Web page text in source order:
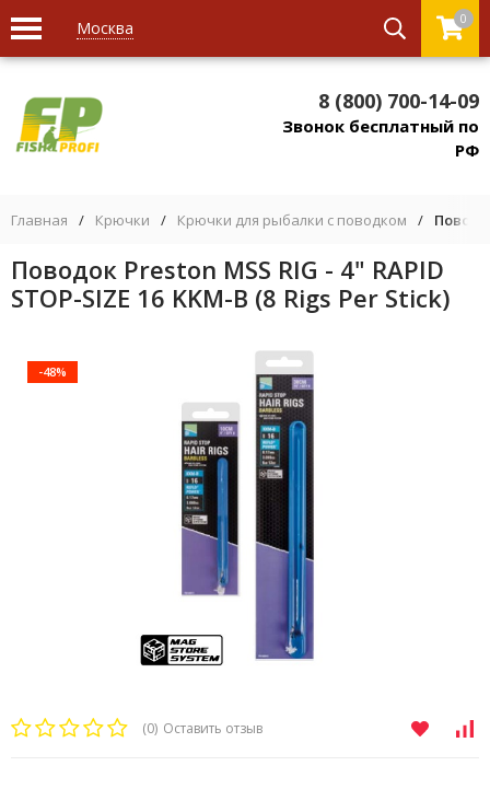
Москва 0
8 (800) 700-14-09
Звонок бесплатный по
РФ
Главная / Крючки / Крючки для рыбалки с поводком /
Поводок Preston MSS RIG - 4" RAPID
STOP-SIZE 16 KKM-B (8 Rigs Per Stick)
-48%
(0) Оставить отзыв